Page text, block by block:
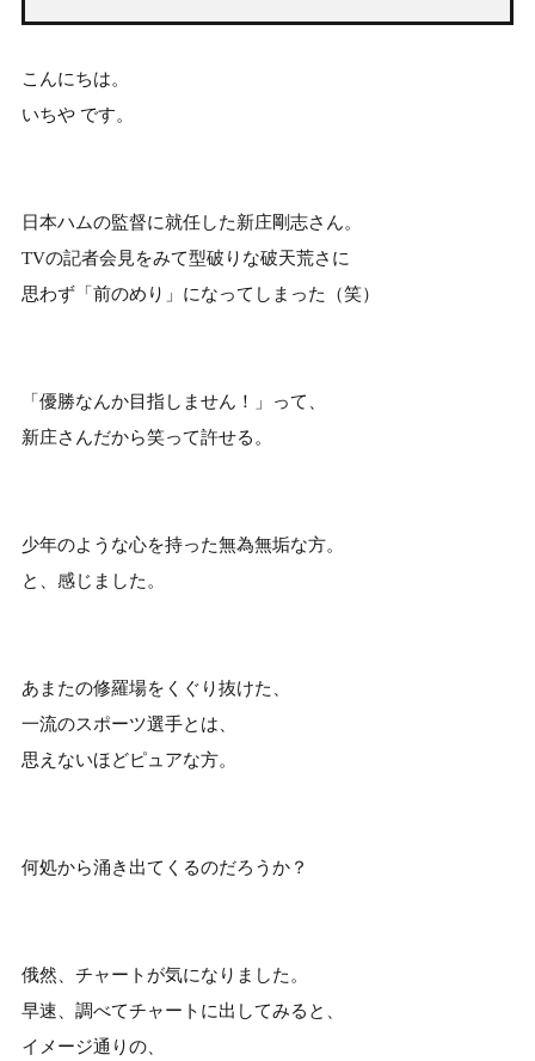
こんにちは。
いちや です。
日本ハムの監督に就任した新庄剛志さん。
TVの記者会見をみて型破りな破天荒さに
思わず「前のめり」になってしまった（笑）
「優勝なんか目指しません！」って、
新庄さんだから笑って許せる。
少年のような心を持った無為無垢な方。
と、感じました。
あまたの修羅場をくぐり抜けた、
一流のスポーツ選手とは、
思えないほどピュアな方。
何処から涌き出てくるのだろうか？
俄然、チャートが気になりました。
早速、調べてチャートに出してみると、
イメージ通りの、